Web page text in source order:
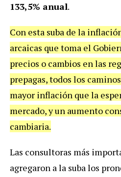
133,5% anual.
Con esta suba de la
arcaicas que toma el
precios o cambios en las
prepagas, todos los
mayor inflación que la
mercado, y un aumento
cambiaria.
Las consultoras más
agregaron a la suba los